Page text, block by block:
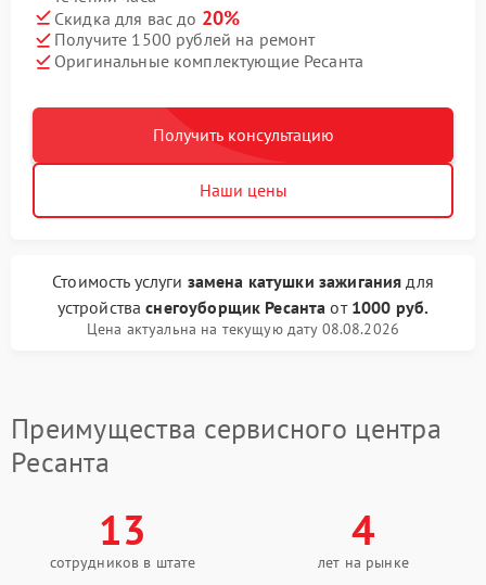
Скидка для вас до 20%
Получите 1500 рублей на ремонт
Оригинальные комплектующие Ресанта
Получить консультацию
Наши цены
Стоимость услуги замена катушки зажигания для
устройстваснегоуборщик Ресанта от 1000 руб.
Цена актуальна на текущую дату 08.08.2026
Преимущества сервисного центра
Ресанта
13
сотрудников в штате
4
лет на рынке